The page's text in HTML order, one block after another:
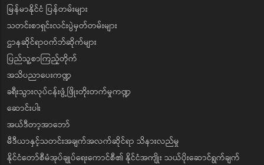
မြန်မာနိုင်ငံ ပြန်တမ်းများ
သတင်းစာရှင်းလင်းပွဲမှတ်တမ်းများ
ဌာနဆိုင်ရာဝက်ဘ်ဆိုက်များ
ပြည်သူ့စာကြည့်တိုက်
အသိပညာပေးကဏ္ဍ
ခရီးသွားလုပ်ငန်းဖွံ့ဖြိုးတိုးတက်မှုကဏ္ဍ
ဆောင်းပါး
အယ်ဒီတာ့အာဘော်
မီဒီယာနှင့်သတင်းအချက်အလက်ဆိုင်ရာ သိနားလည်မှု
နိုင်ငံတော်စီမံအုပ်ချုပ်ရေးကောင်စီ၏ နိုင်ငံအကျိုး သယ်ပိုးဆောင်ရွက်ချက်